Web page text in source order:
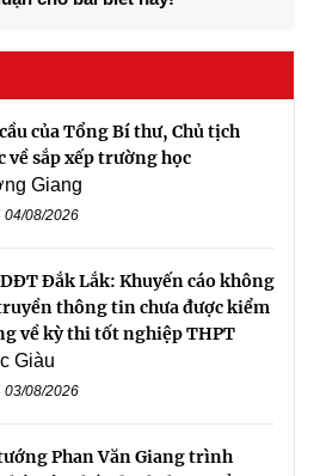
của Tổng Bí thư, Chủ tịch
về sắp xếp trường học
Giang
04/08/2026
Đắk Lắk: Khuyến cáo không
thông tin chưa được kiểm
về kỳ thi tốt nghiệp THPT
Giàu
03/08/2026
Phan Văn Giang trình